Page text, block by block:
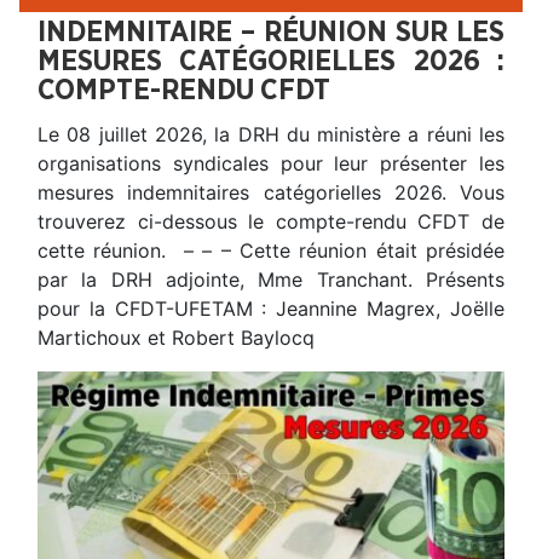
INDEMNITAIRE – RÉUNION SUR LES
MESURES CATÉGORIELLES 2026 :
COMPTE-RENDU CFDT
Le 08 juillet 2026, la DRH du ministère a réuni les
organisations syndicales pour leur présenter les
mesures indemnitaires catégorielles 2026. Vous
trouverez ci-dessous le compte-rendu CFDT de
cette réunion. – – – Cette réunion était présidée
par la DRH adjointe, Mme Tranchant. Présents
pour la CFDT-UFETAM : Jeannine Magrex, Joëlle
Martichoux et Robert Baylocq